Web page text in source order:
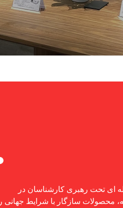
ای تحت رهبری کارشناسان در
محصولات سازگار با شرایط جهانی را